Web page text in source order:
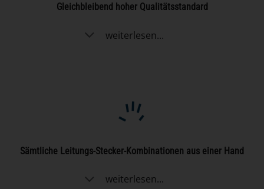
Gleichbleibend hoher Qualitätsstandard
weiterlesen...
Sämtliche Leitungs-Stecker-Kombinationen aus einer Hand
weiterlesen...